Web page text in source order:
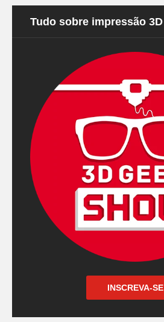
Tudo sobre impressão 3D
INSCREVA-SE